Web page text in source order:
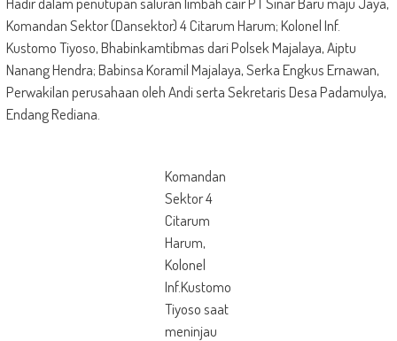
Komandan Sektor (Dansektor) 4 Citarum Harum; Kolonel Inf.
Kustomo Tiyoso, Bhabinkamtibmas dari Polsek Majalaya, Aiptu
Nanang Hendra; Babinsa Koramil Majalaya, Serka Engkus Ernawan,
Perwakilan perusahaan oleh Andi serta Sekretaris Desa Padamulya,
Endang Rediana.
Komandan
Sektor 4
Citarum
Harum,
Kolonel
Inf.Kustomo
Tiyoso saat
meninjau